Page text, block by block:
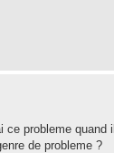
probleme
de probleme ?